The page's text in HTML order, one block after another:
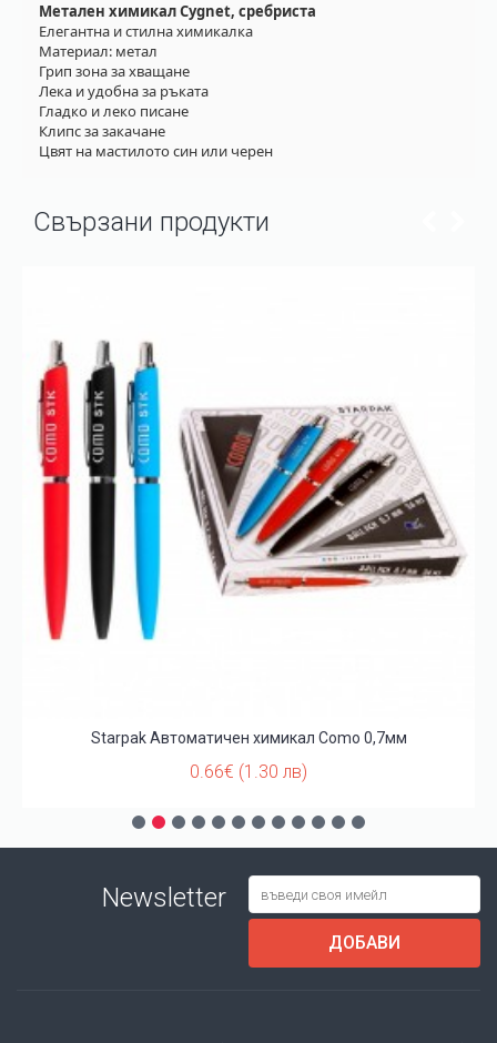
Метален химикал Cygnet, сребриста
Елегантна и стилна химикалка
Материал: метал
Грип зона за хващане
Лека и удобна за ръката
Гладко и леко писане
Клипс за закачане
Цвят на мастилото син или черен
Свързани продукти
Starpak Автоматичен химикал Como 0,7мм
0.66€ (1.30 лв)
Newsletter
ДОБАВИ